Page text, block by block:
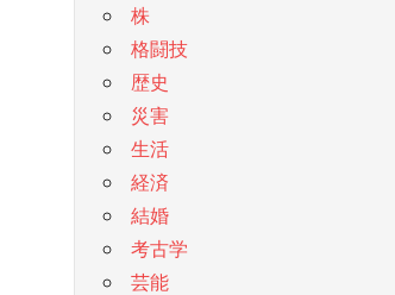
株
格闘技
歴史
災害
生活
経済
結婚
考古学
芸能